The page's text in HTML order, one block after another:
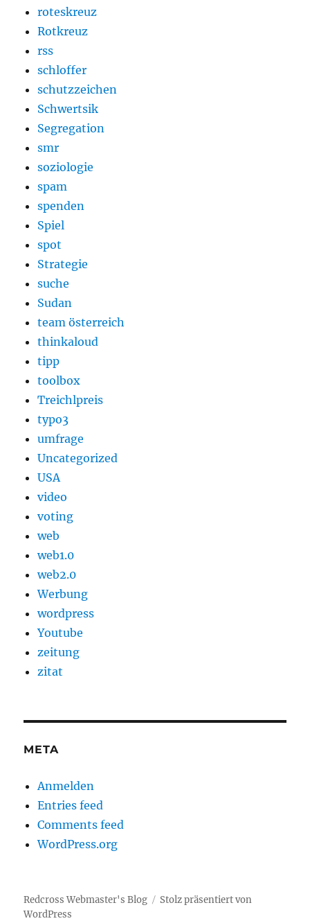
roteskreuz
Rotkreuz
rss
schloffer
schutzzeichen
Schwertsik
Segregation
smr
soziologie
spam
spenden
Spiel
spot
Strategie
suche
Sudan
team österreich
thinkaloud
tipp
toolbox
Treichlpreis
typo3
umfrage
Uncategorized
USA
video
voting
web
web1.0
web2.0
Werbung
wordpress
Youtube
zeitung
zitat
META
Anmelden
Entries feed
Comments feed
WordPress.org
Redcross Webmaster's Blog
Stolz präsentiert von
WordPress